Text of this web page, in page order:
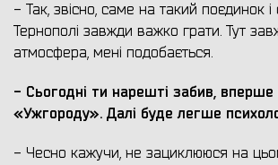
- Так, звісно, саме на такий поєдинок і
Тернополі завжди важко грати. Тут
атмосфера, мені подобається.
- Сьогодні ти нарешті забив, вперше
«Ужгороду». Далі буде легше
- Чесно кажучи, не зациклююся на